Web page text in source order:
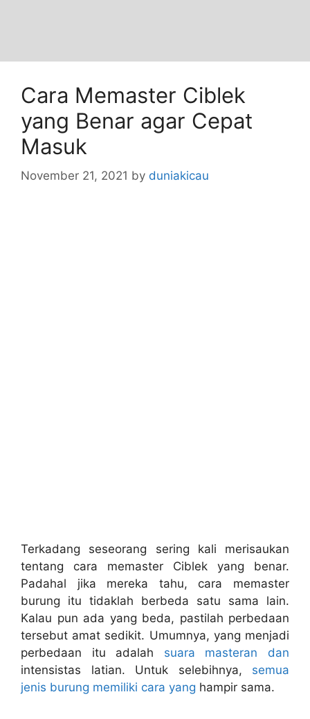
Cara Memaster Ciblek
yang Benar agar Cepat
Masuk
November 21, 2021 by duniakicau
Terkadang seseorang sering kali merisaukan
tentang cara memaster Ciblek yang benar.
Padahal jika mereka tahu, cara memaster
burung itu tidaklah berbeda satu sama lain.
Kalau pun ada yang beda, pastilah perbedaan
tersebut amat sedikit. Umumnya, yang menjadi
perbedaan itu adalah suara masteran dan
intensistas latian. Untuk selebihnya, semua
jenis burung memiliki cara yang hampir sama.